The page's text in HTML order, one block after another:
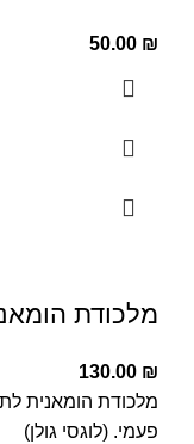
50.00 ₪
מלכודת
130.00 ₪
מלכודת הומאנית
פעמי. (לוגסי גולן)